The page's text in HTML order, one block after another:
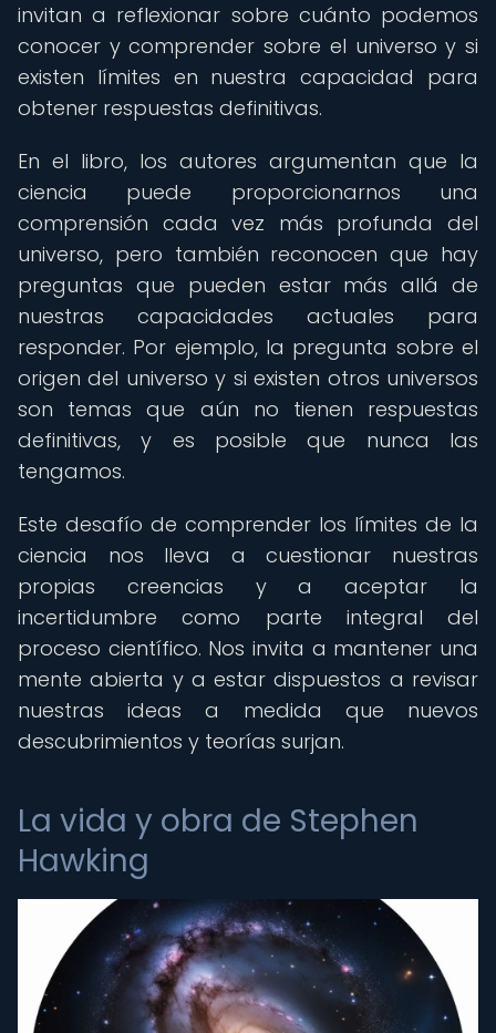
invitan a reflexionar sobre cuánto podemos
conocer y comprender sobre el universo y si
existen límites en nuestra capacidad para
obtener respuestas definitivas.
En el libro, los autores argumentan que la
ciencia puede proporcionarnos una
comprensión cada vez más profunda del
universo, pero también reconocen que hay
preguntas que pueden estar más allá de
nuestras capacidades actuales para
responder. Por ejemplo, la pregunta sobre el
origen del universo y si existen otros universos
son temas que aún no tienen respuestas
definitivas, y es posible que nunca las
tengamos.
Este desafío de comprender los límites de la
ciencia nos lleva a cuestionar nuestras
propias creencias y a aceptar la
incertidumbre como parte integral del
proceso científico. Nos invita a mantener una
mente abierta y a estar dispuestos a revisar
nuestras ideas a medida que nuevos
descubrimientos y teorías surjan.
La vida y obra de Stephen
Hawking